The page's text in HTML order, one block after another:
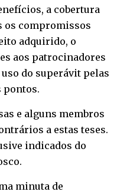
a cobertura
os compromissos
adquirido, o
aos patrocinadores
do superávit pelas
pontos.
e alguns membros
a estas teses.
indicados do
minuta de